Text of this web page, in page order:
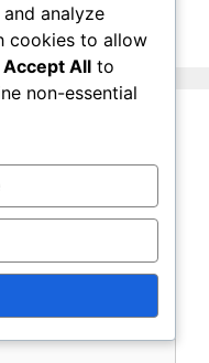
analyze
cookies to allow
Accept All to
non-essential